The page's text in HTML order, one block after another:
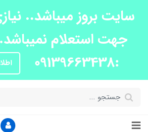
سایت بروز میباشد..
جهت استعلام
:09139663438